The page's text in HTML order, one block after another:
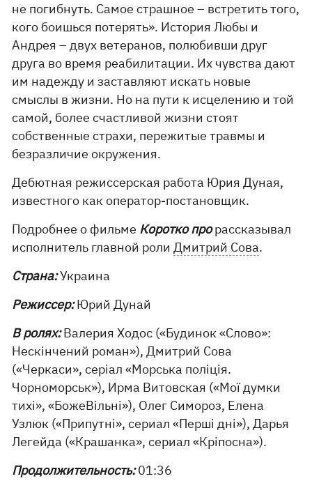
не погибнуть. Самое страшное – встретить того,
кого боишься потерять». История Любы и
Андрея – двух ветеранов, полюбивши друг
друга во время реабилитации. Их чувства дают
им надежду и заставляют искать новые
смыслы в жизни. Но на пути к исцелению и той
самой, более счастливой жизни стоят
собственные страхи, пережитые травмы и
безразличие окружения.
Дебютная режиссерская работа Юрия Дуная,
известного как оператор-постановщик.
Подробнее о фильме Коротко прорассказывал
исполнитель главной ролиДмитрий Сова.
Страна:Украина
Режиссер:Юрий Дунай
В ролях:Валерия Ходос («Будинок «Слово»:
Нескінчений роман»), Дмитрий Сова
(«Черкаси», серіал «Морська поліція.
Чорноморськ»), Ирма Витовская («Мої думки
тихі», «БожеВільні»), Олег Симороз, Елена
Узлюк («Припутні», сериал «Перші дні»), Дарья
Легейда («Крашанка», сериал «Кріпосна»).
Продолжительность:01:36